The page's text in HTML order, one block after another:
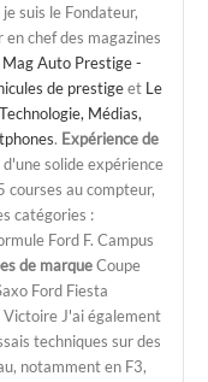
suis le Fondateur,
chef des magazines
Mag Auto Prestige -
de prestigeet Le
Médias,
. Expérience de
d'une solide expérience
courses au compteur,
catégories :
Ford F. Campus
de marqueCoupe
Ford Fiesta
Victoire J'ai également
techniques sur des
notamment en F3,